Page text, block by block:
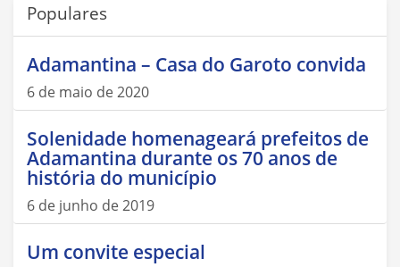
Populares
Adamantina – Casa do Garoto convida
6 de maio de 2020
Solenidade homenageará prefeitos de
Adamantina durante os 70 anos de
história do município
6 de junho de 2019
Um convite especial